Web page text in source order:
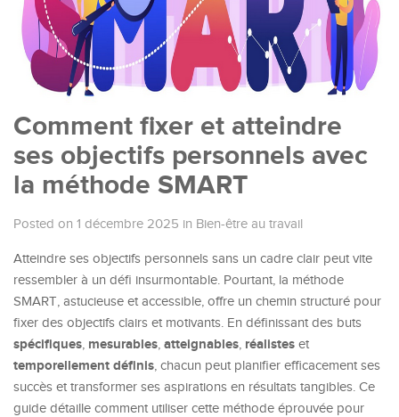
Comment fixer et atteindre
ses objectifs personnels avec
la méthode SMART
Posted on 1 décembre 2025 in Bien-être au travail
Atteindre ses objectifs personnels sans un cadre clair peut vite
ressembler à un défi insurmontable. Pourtant, la méthode
SMART, astucieuse et accessible, offre un chemin structuré pour
fixer des objectifs clairs et motivants. En définissant des buts
spécifiques, mesurables, atteignables, réalistes et
temporellement définis, chacun peut planifier efficacement ses
succès et transformer ses aspirations en résultats tangibles. Ce
guide détaille comment utiliser cette méthode éprouvée pour